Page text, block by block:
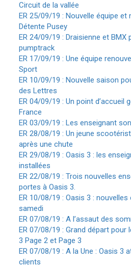
Circuit de la vallée
ER 25/09/19 : Nouvelle équipe et
Détente Pusey
ER 24/09/19 : Draisienne et BMX
pumptrack
ER 17/09/19 : Une équipe
Sport
ER 10/09/19 : Nouvelle saison
des Lettres
ER 04/09/19 : Un point d’accueil
France
ER 03/09/19 : Les enseignant
ER 28/08/19 : Un jeune
après une chute
ER 29/08/19 : Oasis 3 : les
installées
ER 22/08/19 : Trois nouvelles
portes à Oasis 3.
ER 10/08/19 : Oasis 3 :
samedi
ER 07/08/19 : A l’assaut des
ER 07/08/19 : Grand départ pour
3 Page 2 et Page 3
ER 07/08/19 : A la Une : Oasis 3
clients